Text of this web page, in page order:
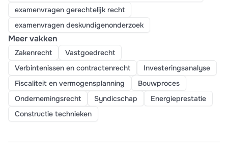
examenvragen gerechtelijk recht
examenvragen deskundigenonderzoek
Meer vakken
Zakenrecht
Vastgoedrecht
Verbintenissen en contractenrecht
Investeringsanalyse
Fiscaliteit en vermogensplanning
Bouwproces
Ondernemingsrecht
Syndicschap
Energieprestatie
Constructie technieken